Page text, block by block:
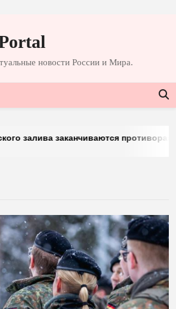
новости России и Мира.
залива заканчиваются противоракеты